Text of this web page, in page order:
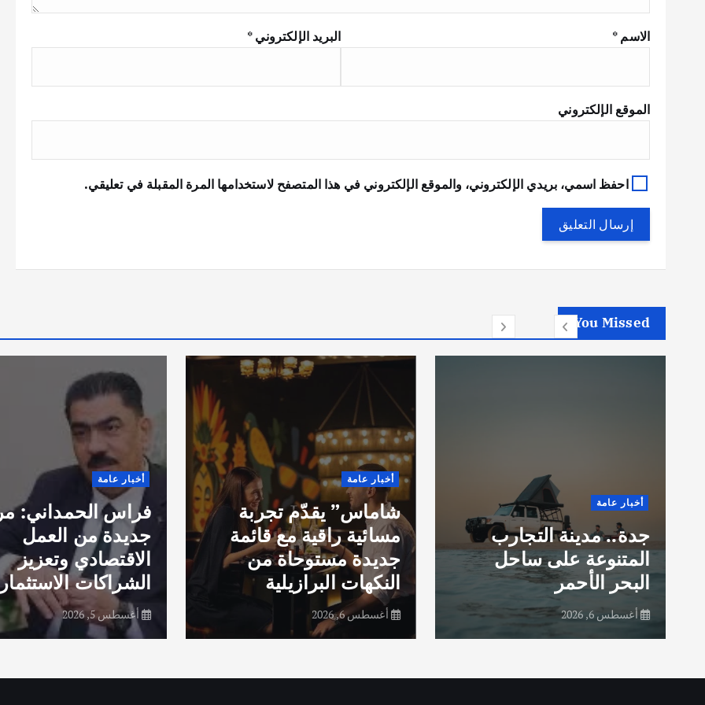
الاسم* البريد الإلكتروني*
الموقع الإلكتروني
احفظ اسمي، بريدي الإلكتروني، والموقع الإلكتروني في هذا المتصفح لاستخدامها المرة المقبلة في تعليقي.
You Missed
أخبار عامة
جدة.. مدينة التجارب
المتنوعة على ساحل
البحر الأحمر
أغسطس 6, 2026
أخبار عامة
شاماس” يقدّم تجربة
مسائية راقية مع قائمة
جديدة مستوحاة من
النكهات البرازيلية
أغسطس 6, 2026
أخبار عامة
فراس الحمداني:
جديدة من العمل
الاقتصادي وتعزيز
الشراكات
أغسطس 5, 2026